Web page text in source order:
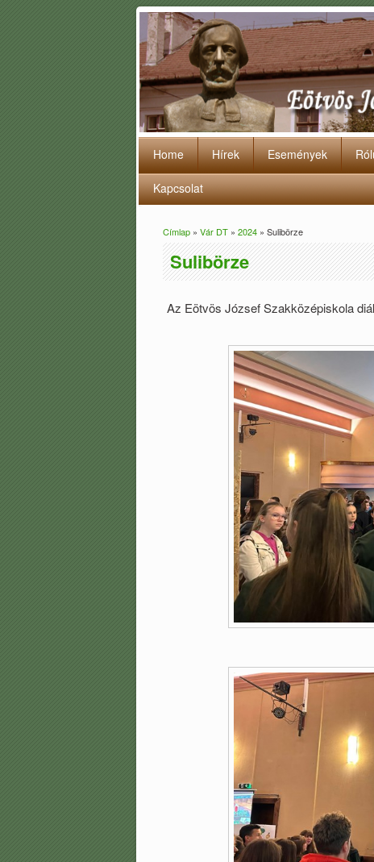
Home Hírek Események
Kapcsolat
Jelenlegi hely
Címlap » Vár DT » 2024 » Sulibörze
Sulibörze
Az Eötvös József Szakközépiskola